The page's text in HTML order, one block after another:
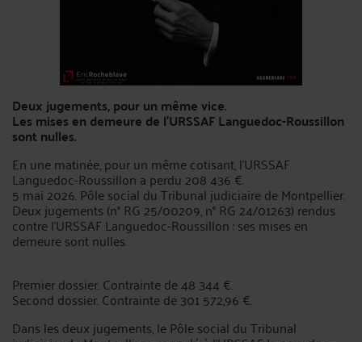
Deux jugements, pour un même vice.
Les mises en demeure de l'URSSAF Languedoc-Roussillon
sont nulles.
En une matinée, pour un même cotisant, l'URSSAF
Languedoc-Roussillon a perdu 208 436 €.
5 mai 2026. Pôle social du Tribunal judiciaire de Montpellier.
Deux jugements (n° RG 25/00209, n° RG 24/01263) rendus
contre l'URSSAF Languedoc-Roussillon : ses mises en
demeure sont nulles.
Premier dossier. Contrainte de 48 344 €.
Second dossier. Contrainte de 301 572,96 €.
Dans les deux jugements, le Pôle social du Tribunal